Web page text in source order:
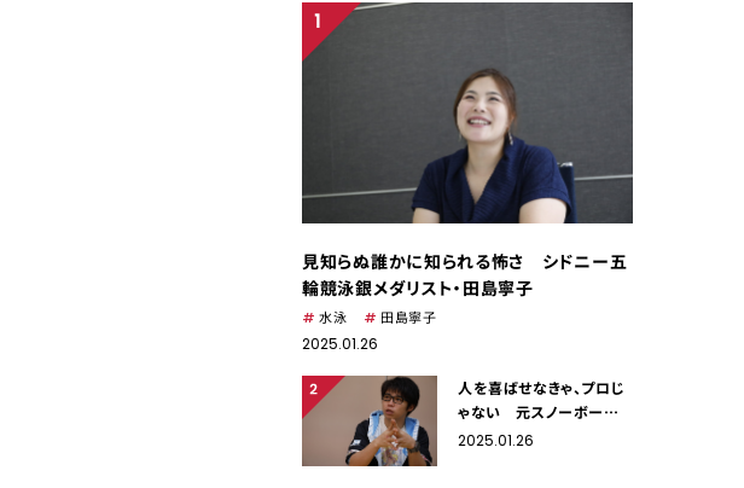
見知らぬ誰かに知られる怖さ シドニー五
輪競泳銀メダリスト・田島寧子
水泳 田島寧子
2025.01.26
人を喜ばせなきゃ、プロじ
ゃない 元スノーボード
ハーフパイプ日本代表・成
2025.01.26